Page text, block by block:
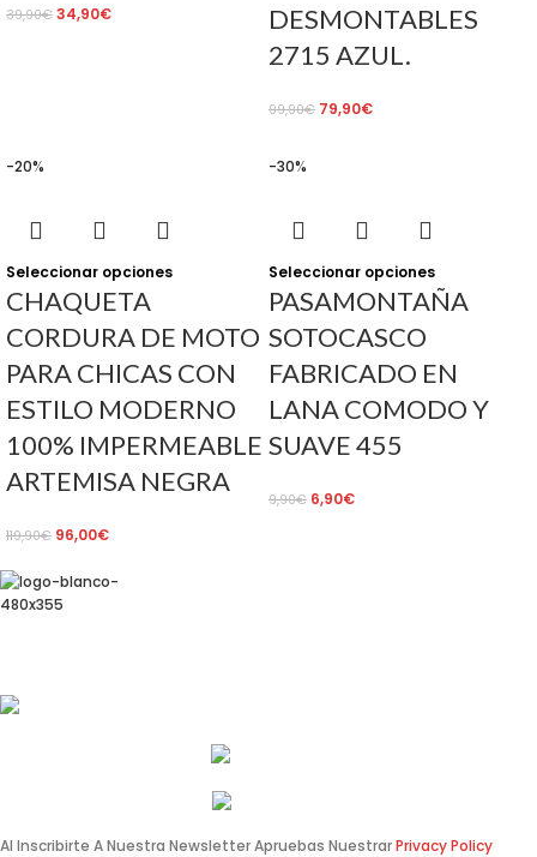
39,90€ 34,90€
DESMONTABLES
2715 AZUL.
99,90€ 79,90€
-20%
Seleccionar opciones
CHAQUETA
CORDURA DE MOTO
PARA CHICAS CON
ESTILO MODERNO
100% IMPERMEABLE
ARTEMISA NEGRA
119,90€ 96,00€
-30%
Seleccionar opciones
PASAMONTAÑA
SOTOCASCO
FABRICADO EN
LANA COMODO Y
SUAVE 455
9,90€ 6,90€
Al Inscribirte A Nuestra Newsletter Apruebas NuestrarPrivacy Policy